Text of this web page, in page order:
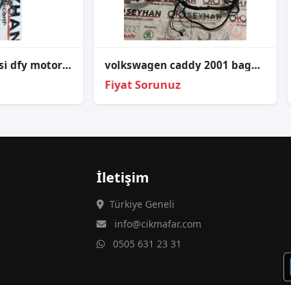
05E972610B 1.5 tsi dfy motor tesisatı volkswagen caddy 2001 bagaj kapağı tesisatı
Fiyat Sorunuz
İletişim
Türkiye Geneli
info@cikmafar.com
0505 631 23 31